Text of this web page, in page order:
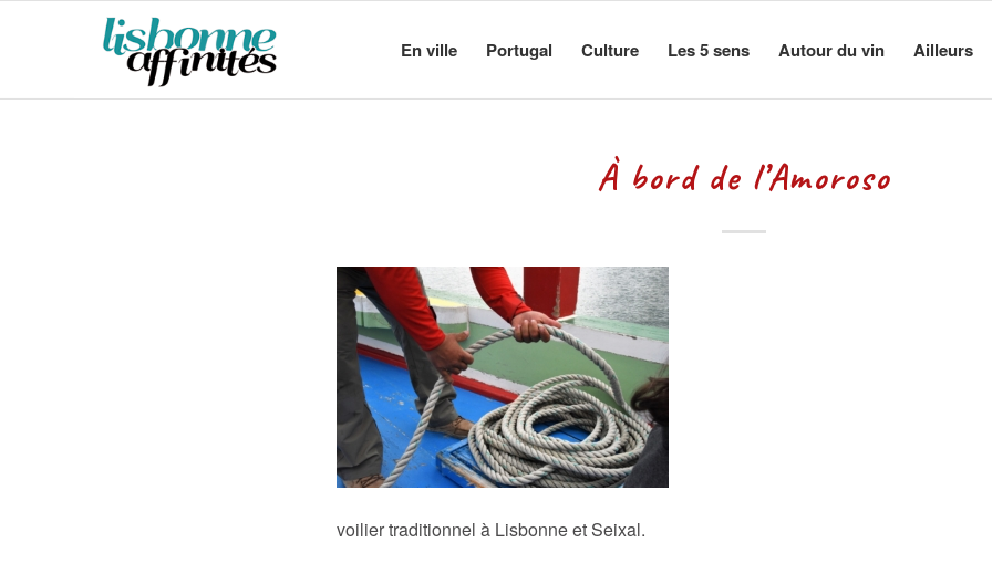
En ville Portugal Culture Les 5 sens Autour du vin Ailleurs
À bord de l’Amoroso
voilier traditionnel à Lisbonne et Seixal.